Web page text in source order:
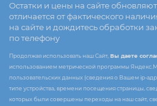
Остатки и цены на сайте
отличается от фактического
на сайте и дождитесь обработки
по телефону
Продолжая использовать наш Сайт, Вы даете
использованием метрической программы
пользовательских данных (сведения о Вашем ip-
типе устройства, времени посещения страницы,
которых были совершены переходы на наш сайт,